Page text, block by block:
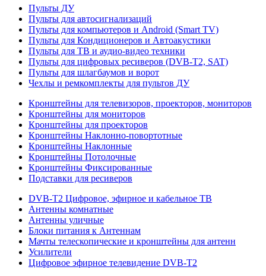
Пульты ДУ
Пульты для автосигнализаций
Пульты для компьютеров и Android (Smart TV)
Пульты для Кондиционеров и Автоакустики
Пульты для ТВ и аудио-видео техники
Пульты для цифровых ресиверов (DVB-T2, SAT)
Пульты для шлагбаумов и ворот
Чехлы и ремкомплекты для пультов ДУ
Кронштейны для телевизоров, проекторов, мониторов
Кронштейны для мониторов
Кронштейны для проекторов
Кронштейны Наклонно-повортотные
Кронштейны Наклонные
Кронштейны Потолочные
Кронштейны Фиксированные
Подставки для ресиверов
DVB-T2 Цифровое, эфирное и кабельное ТВ
Антенны комнатные
Антенны уличные
Блоки питания к Антеннам
Мачты телескопические и кронштейны для антенн
Усилители
Цифровое эфирное телевидение DVB-Т2